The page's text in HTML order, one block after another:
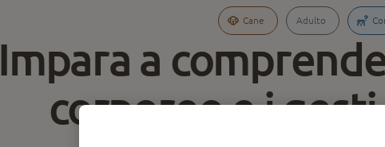
Cane Adulto
Impara a
corporeo e i